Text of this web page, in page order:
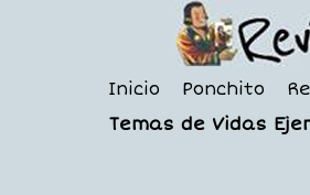
Inicio Ponchito
Temas de Vidas